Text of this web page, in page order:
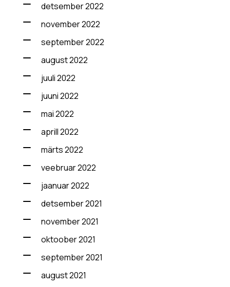
detsember 2022
november 2022
september 2022
august 2022
juuli 2022
juuni 2022
mai 2022
aprill 2022
märts 2022
veebruar 2022
jaanuar 2022
detsember 2021
november 2021
oktoober 2021
september 2021
august 2021